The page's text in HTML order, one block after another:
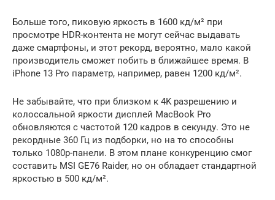
Больше того, пиковую яркость в 1600 кд/м² при
просмотре HDR-контента не могут сейчас выдавать
даже смартфоны, и этот рекорд, вероятно, мало какой
производитель сможет побить в ближайшее время. В
iPhone 13 Pro параметр, например, равен 1200 кд/м².
Не забывайте, что при близком к 4K разрешению и
колоссальной яркости дисплей MacBook Pro
обновляются с частотой 120 кадров в секунду. Это не
рекордные 360 Гц из подборки, но на то способны
только 1080p-панели. В этом плане конкуренцию смог
составить MSI GE76 Raider, но он обладает стандартной
яркостью в 500 кд/м².